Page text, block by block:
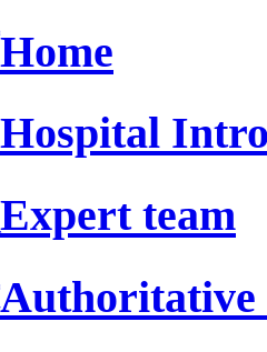
Home
Hospital
Expert team
Authoritative